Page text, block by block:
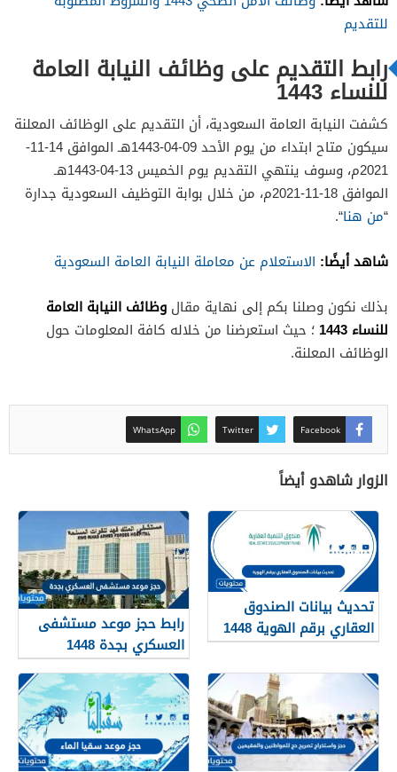
للتقديم
رابط التقديم علىوظائف النيابة العامة
للنساء 1443
كشفت النيابة العامة السعودية، أن التقديم على الوظائف المعلنة
سيكون متاح ابتداء من يوم الأحد 09-04-1443هـ الموافق 14-11-
2021م، وسوف ينتهي التقديم يوم الخميس 13-04-1443هـ
الموافق 18-11-2021م، من خلال بوابة التوظيف السعودية جدارة
“من هنا“.
شاهد أيضًا: الاستعلام عن معاملة النيابة العامة السعودية
بذلك نكون وصلنا بكم إلى نهاية مقال وظائف النيابة العامة
للنساء 1443
؛ حيث استعرضنا من خلاله كافة المعلومات حول
الوظائف المعلنة.
Facebook
Twitter
WhatsApp
الزوار شاهدو أيضاً
تحديث بيانات الصندوق
العقاري برقم الهوية 1448
الرابط والخطوات
رابط حجز موعد مستشفى
العسكري بجدة 1448